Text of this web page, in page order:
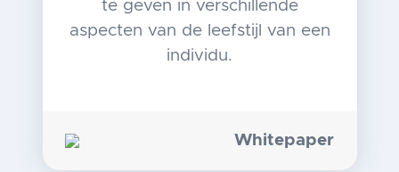
te geven in verschillende
aspecten van de leefstijl van een
individu.
Whitepaper